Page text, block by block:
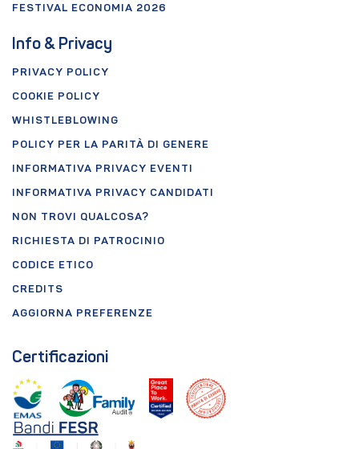
FESTIVAL ECONOMIA 2026
Info & Privacy
PRIVACY POLICY
COOKIE POLICY
WHISTLEBLOWING
POLICY PER LA PARITÀ DI GENERE
INFORMATIVA PRIVACY EVENTI
INFORMATIVA PRIVACY CANDIDATI
NON TROVI QUALCOSA?
RICHIESTA DI PATROCINIO
CODICE ETICO
CREDITS
AGGIORNA PREFERENZE
Certificazioni